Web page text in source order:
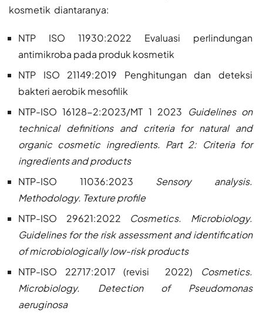
kosmetik diantaranya:
NTP ISO 11930:2022 Evaluasi perlindungan
antimikroba pada produk kosmetik
NTP ISO 21149:2019 Penghitungan dan deteksi
bakteri aerobik mesofilik
NTP-ISO 16128-2:2023/MT 1 2023
Guidelines on
technical definitions and criteria for natural and
organic cosmetic ingredients. Part 2: Criteria for
ingredients and products
NTP-ISO 11036:2023 Sensory analysis.
Methodology. Texture profile
NTP-ISO 29621:2022 Cosmetics. Microbiology.
Guidelines for the risk assessment and identification
of microbiologically low-risk products
NTP-ISO 22717:2017 (revisi 2022) Cosmetics.
Microbiology. Detection of Pseudomonas
aeruginosa